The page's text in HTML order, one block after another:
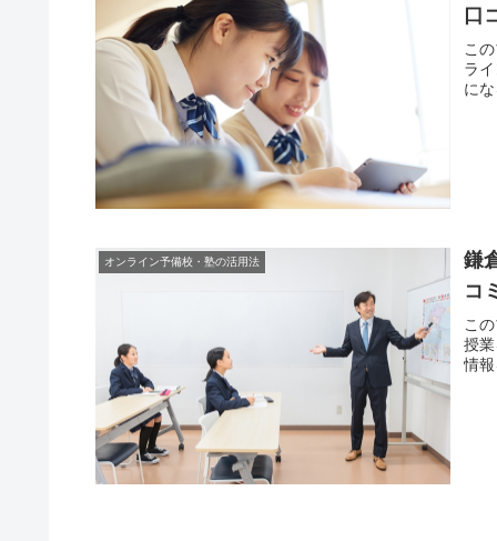
口
こ
ラ
に
オンライン予備校・塾の活用法
鎌
コ
こ
授
情